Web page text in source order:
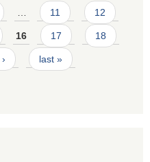
11 12
16 17 18
last »